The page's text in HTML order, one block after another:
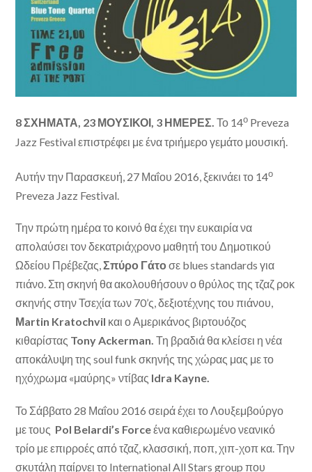
8ΣΧΗΜΑΤΑ, 23 ΜΟΥΣΙΚΟΙ, 3 ΗΜΕΡΕΣ.Το 14ο Preveza
Jazz Festivalεπιστρέφει με ένα τριήμερο γεμάτο μουσική.
Αυτήν την Παρασκευή, 27 Μαΐου 2016, ξεκινάει το 14ο
Preveza Jazz Festival.
Την πρώτη ημέρα το κοινό θα έχει την ευκαιρία να
απολαύσει τον δεκατριάχρονο μαθητή του Δημοτικού
Ωδείου Πρέβεζας,Σπύρο Γάτο σε blues standardsγια
πιάνο. Στη σκηνή θα ακολουθήσουν ο θρύλος της τζαζ ροκ
σκηνής στην Τσεχία των 70’ς,δεξιοτέχνης του πιάνου,
Μartin Kratochvil και ο Αμερικάνος βιρτουόζος
κιθαρίστας TonyAckerman.Τη βραδιά θα κλείσει η νέα
αποκάλυψη τηςsoul funkσκηνής της χώρας μας με το
ηχόχρωμα «μαύρης» ντίβας Idra Kayne.
Το Σάββατο 28 Μαΐου 2016 σειρά έχει το Λουξεμβούργο
με τους Pol Belardi’s Forceένα καθιερωμένο νεανικό
τρίο με επιρροές από τζαζ, κλασσική, ποπ, χιπ-χοπ κα. Την
σκυτάλη παίρνει το International All Stars group που